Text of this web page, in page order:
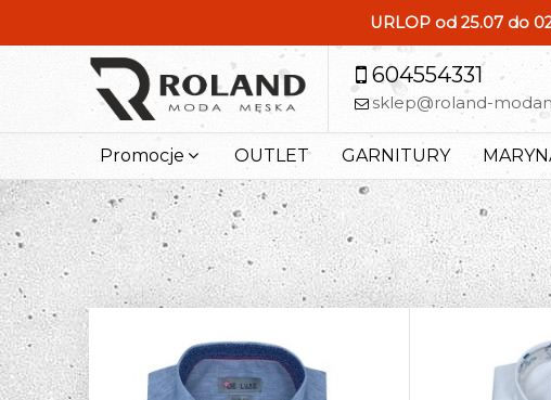
URLOP od 25.07 do
604554331
sklep@roland-
Promocje OUTLET GARNITURY